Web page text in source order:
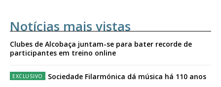
Notícias mais vistas
Clubes de Alcobaça juntam-se para bater recorde de
participantes em treino online
Sociedade Filarmónica dá música há 110 anos